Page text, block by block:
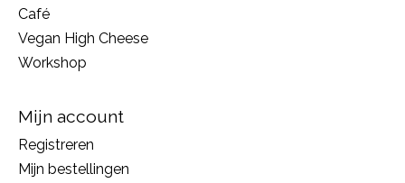
Café
Vegan High Cheese
Workshop
Mijn account
Registreren
Mijn bestellingen